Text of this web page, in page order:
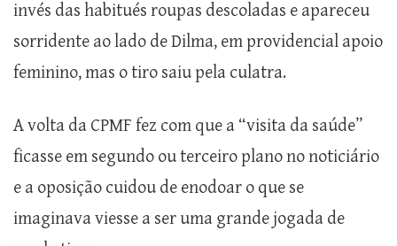
invés das habitués roupas descoladas e apareceu
sorridente ao lado de Dilma, em providencial apoio
feminino, mas o tiro saiu pela culatra.
A volta da CPMF fez com que a “visita da saúde”
ficasse em segundo ou terceiro plano no noticiário
e a oposição cuidou de enodoar o que se
imaginava viesse a ser uma grande jogada de